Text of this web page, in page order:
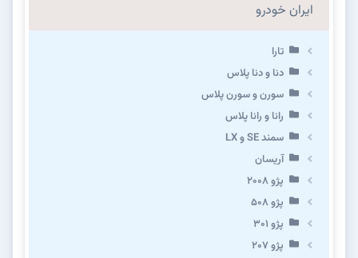
ایران خودرو
تارا
دنا و دنا پلاس
سورن و سورن پلاس
رانا و رانا پلاس
سمند SE و LX
آریسان
پژو ۲۰۰۸
پژو ۵۰۸
پژو 301
پژو ۲۰۷